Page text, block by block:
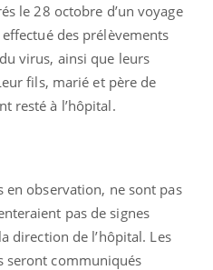
le 28 octobre d’un voyage
des prélèvements
virus, ainsi que leurs
fils, marié et père de
resté à l’hôpital.
en observation, ne sont pas
pas de signes
direction de l’hôpital. Les
seront communiqués